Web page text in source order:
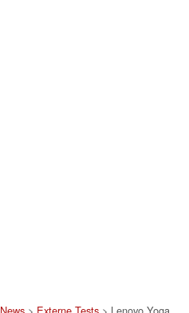
> Externe Tests > Lenovo Yoga